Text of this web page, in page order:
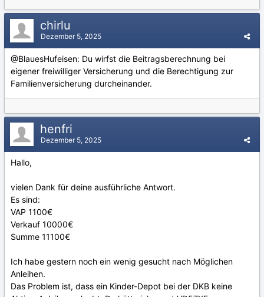
chirlu
Dezember 5, 2025
@BlauesHufeisen: Du wirfst die Beitragsberechnung bei
eigener freiwilliger Versicherung und die Berechtigung zur
Familienversicherung durcheinander.
henfri
Dezember 5, 2025
Hallo,
vielen Dank für deine ausführliche Antwort.
Es sind:
VAP 1100€
Verkauf 10000€
Summe 11100€
Ich habe gestern noch ein wenig gesucht nach Möglichen
Anleihen.
Das Problem ist, dass ein Kinder-Depot bei der DKB keine